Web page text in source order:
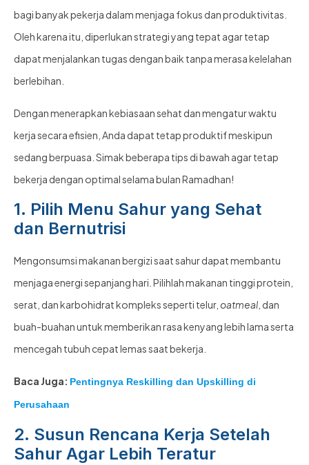
bagi banyak pekerja dalam menjaga fokus dan produktivitas.
Oleh karena itu, diperlukan strategi yang tepat agar tetap
dapat menjalankan tugas dengan baik tanpa merasa kelelahan
berlebihan.
Dengan menerapkan kebiasaan sehat dan mengatur waktu
kerja secara efisien, Anda dapat tetap produktif meskipun
sedang berpuasa. Simak beberapa tips di bawah agar tetap
bekerja dengan optimal selama bulan Ramadhan!
1. Pilih Menu Sahur yang Sehat
dan Bernutrisi
Mengonsumsi makanan bergizi saat sahur dapat membantu
menjaga energi sepanjang hari. Pilihlah makanan tinggi protein,
serat, dan karbohidrat kompleks seperti telur, oatmeal , dan
buah-buahan untuk memberikan rasa kenyang lebih lama serta
mencegah tubuh cepat lemas saat bekerja.
Baca Juga: Pentingnya Reskilling dan Upskilling di
Perusahaan
2. Susun Rencana Kerja Setelah
Sahur Agar Lebih Teratur